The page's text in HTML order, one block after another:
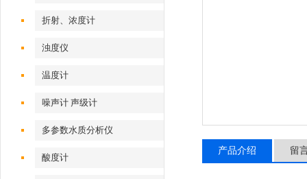
折射、浓度计
浊度仪
温度计
噪声计 声级计
多参数水质分析仪
酸度计
产品介绍 留